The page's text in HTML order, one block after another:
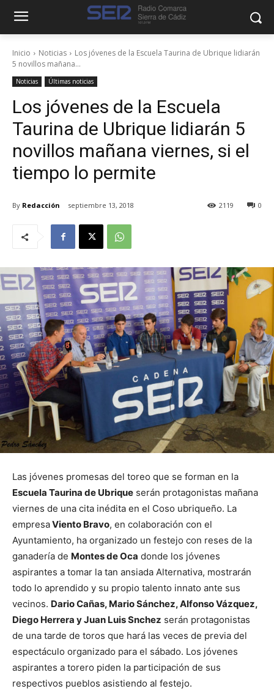
Inicio Noticias
Los jóvenes de la Escuela Taurina de Ubrique lidiarán
5 novillos mañana...
Noticias Últimas noticias
Los jóvenes de la Escuela
Taurina de Ubrique lidiarán 5
novillos mañana viernes, si el
tiempo lo permite
By Redacción septiembre 13, 2018 0
2119
Las jóvenes promesas del toreo que se forman en la
Escuela Taurina de Ubrique serán protagonistas mañana
viernes de una cita inédita en el Coso ubriqueño. La
empresaViento Bravo, en colaboración con el
Ayuntamiento, ha organizado un festejo con reses de la
ganadería de Montes de Oca donde los jóvenes
aspirantes a tomar la tan ansiada Alternativa, mostrarán
todo lo aprendido y su propio talento innato ante sus
vecinos. Dario Cañas, Mario Sánchez, Alfonso Vázquez,
Diego Herrera y Juan Luis Snchez serán protagonistas
de una tarde de toros que hará las veces de previa del
espectáculo organizado para el sábado. Los jóvenes
aspirantes a torero piden la participación de sus
respectivos pueblos asistiendo al festejo.